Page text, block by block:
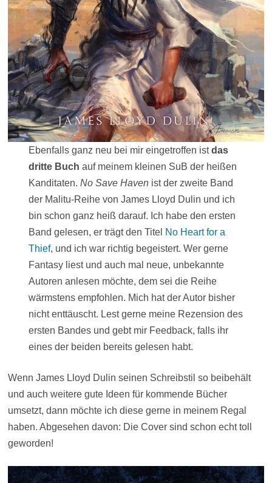
Ebenfalls ganz neu bei mir eingetroffen istdas
dritte Buch auf meinem kleinen SuB der heißen
Kanditaten. No Save Havenist der zweite Band
der Malitu-Reihe von James Lloyd Dulin und ich
bin schon ganz heiß darauf. Ich habe den ersten
Band gelesen, er trägt den Titel No Heart for a
Thief, und ich war richtig begeistert. Wer gerne
Fantasy liest und auch mal neue, unbekannte
Autoren anlesen möchte, dem sei die Reihe
wärmstens empfohlen. Mich hat der Autor bisher
nicht enttäuscht. Lest gerne meine Rezension des
ersten Bandes und gebt mir Feedback, falls ihr
eines der beiden bereits gelesen habt.
Wenn James Lloyd Dulin seinen Schreibstil so beibehält
und auch weitere gute Ideen für kommende Bücher
umsetzt, dann möchte ich diese gerne in meinem Regal
haben. Abgesehen davon: Die Cover sind schon echt toll
geworden!